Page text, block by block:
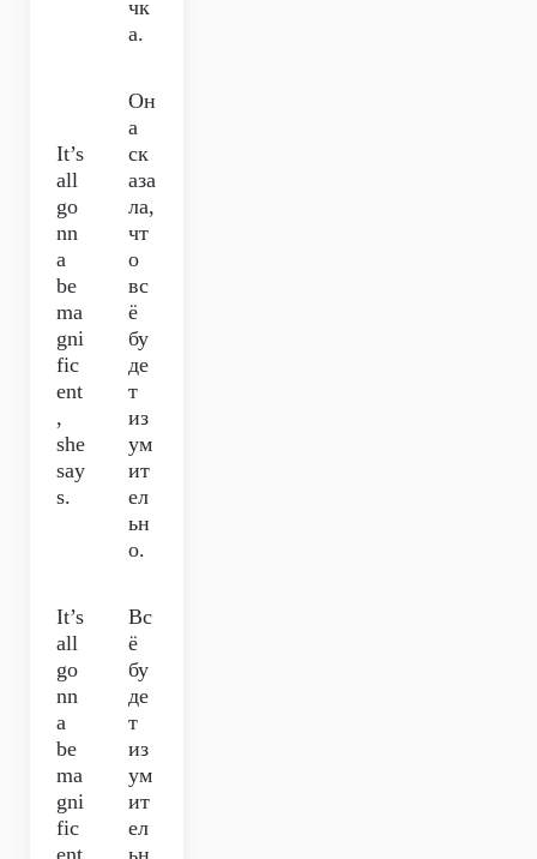
чк
а.
It’s
all
go
nn
a
be
ma
gni
fic
ent
,
she
say
s.
Он
а
ск
аза
ла,
чт
о
вс
ё
бу
де
т
из
ум
ит
ел
ьн
о.
It’s
all
go
nn
a
be
ma
gni
fic
ent
Вс
ё
бу
де
т
из
ум
ит
ел
ьн